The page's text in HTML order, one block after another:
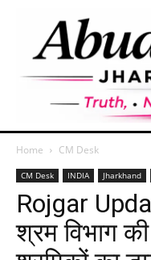
Home CM Desk
CM Desk INDIA Jharkhand
Rojgar
श्रम विभाग की